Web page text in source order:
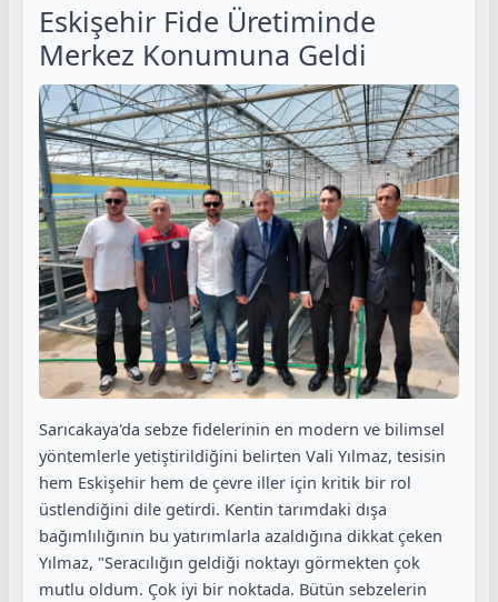
Eskişehir Fide Üretiminde
Merkez Konumuna Geldi
Sarıcakaya'da sebze fidelerinin en modern ve bilimsel
yöntemlerle yetiştirildiğini belirten Vali Yılmaz, tesisin
hem Eskişehir hem de çevre iller için kritik bir rol
üstlendiğini dile getirdi. Kentin tarımdaki dışa
bağımlılığının bu yatırımlarla azaldığına dikkat çeken
Yılmaz, "Seracılığın geldiği noktayı görmekten çok
mutlu oldum. Çok iyi bir noktada. Bütün sebzelerin